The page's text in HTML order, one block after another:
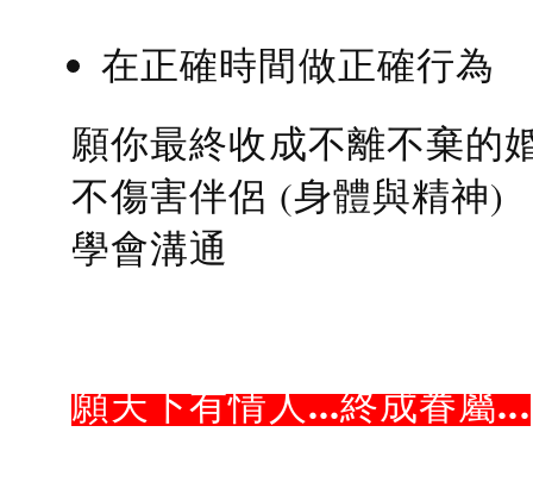
在正確時間做正確行為
願你最終收成不離不棄的
不傷害伴侶 (身體與精神)
學會溝通
願天下有情人...終成眷屬...